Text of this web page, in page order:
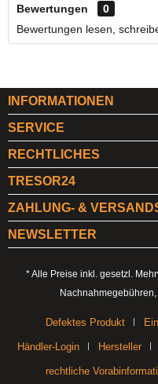
Bewertungen
0
Bewertungen lesen,
INFORMATIONEN
SERVICE
RECHTLICHES
TRESOR24
ZAHLUNG- &
NEWSLETTER
* Alle Preise inkl. gesetzl.
Defektes Produkt
Händler-Login Hersteller
rechtliche